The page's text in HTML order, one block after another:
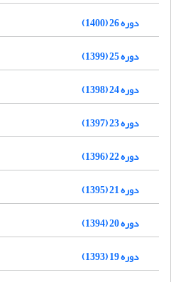
دوره 26 (1400)
دوره 25 (1399)
دوره 24 (1398)
دوره 23 (1397)
دوره 22 (1396)
دوره 21 (1395)
دوره 20 (1394)
دوره 19 (1393)